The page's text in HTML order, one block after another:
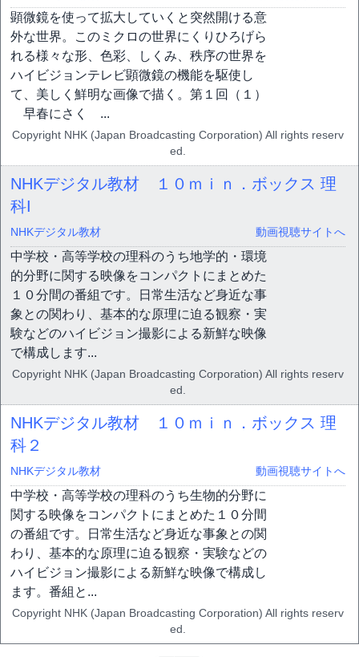
顕微鏡を使って拡大していくと突然開ける意
外な世界。このミクロの世界にくりひろげら
れる様々な形、色彩、しくみ、秩序の世界を
ハイビジョンテレビ顕微鏡の機能を駆使し
て、美しく鮮明な画像で描く。第１回（１）
早春にさく ...
Copyright NHK (Japan Broadcasting Corporation) All rights reserv
ed.
NHKデジタル教材 １０ｍｉｎ．ボックス 理
科I
NHKデジタル教材 動画視聴サイトへ
中学校・高等学校の理科のうち地学的・環境
的分野に関する映像をコンパクトにまとめた
１０分間の番組です。日常生活など身近な事
象との関わり、基本的な原理に迫る観察・実
験などのハイビジョン撮影による新鮮な映像
で構成します...
Copyright NHK (Japan Broadcasting Corporation) All rights reserv
ed.
NHKデジタル教材 １０ｍｉｎ．ボックス 理
科２
NHKデジタル教材 動画視聴サイトへ
中学校・高等学校の理科のうち生物的分野に
関する映像をコンパクトにまとめた１０分間
の番組です。日常生活など身近な事象との関
わり、基本的な原理に迫る観察・実験などの
ハイビジョン撮影による新鮮な映像で構成し
ます。番組と...
Copyright NHK (Japan Broadcasting Corporation) All rights reserv
ed.